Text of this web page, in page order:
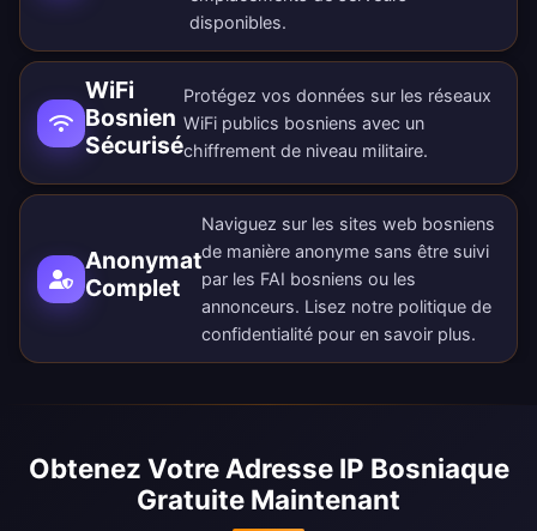
disponibles.
WiFi
Bosnien
Sécurisé
Protégez vos données sur les réseaux
WiFi publics bosniens avec un
chiffrement de niveau militaire.
Anonymat
Complet
Naviguez sur les sites web bosniens
de manière anonyme sans être suivi
par les FAI bosniens ou les
annonceurs. Lisez notre politique de
confidentialité pour en savoir plus.
Obtenez Votre Adresse IP Bosniaque
Gratuite Maintenant